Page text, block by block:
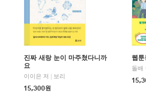
진짜 새랑 눈이 마주쳤다니까
요
이이은 저
보리
15,300원
웹
돌배